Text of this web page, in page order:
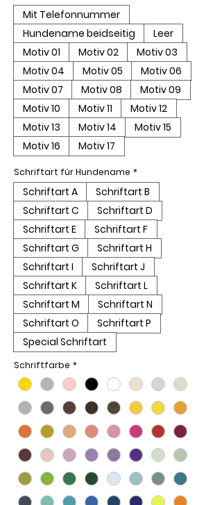
Mit Telefonnummer
Hundename beidseitig
Leer
Motiv 01
Motiv 02
Motiv 03
Motiv 04
Motiv 05
Motiv 06
Motiv 07
Motiv 08
Motiv 09
Motiv 10
Motiv 11
Motiv 12
Motiv 13
Motiv 14
Motiv 15
Motiv 16
Motiv 17
Schriftart für Hundename *
Schriftart A
Schriftart B
Schriftart C
Schriftart D
Schriftart E
Schriftart F
Schriftart G
Schriftart H
Schriftart I
Schriftart J
Schriftart K
Schriftart L
Schriftart M
Schriftart N
Schriftart O
Schriftart P
Special Schriftart
Schriftfarbe *